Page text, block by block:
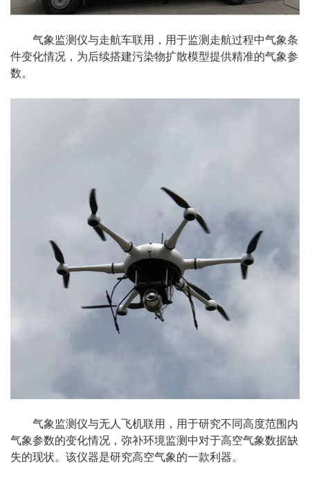
气象监测仪与走航车联用，用于监测走航过程中气象条
件变化情况，为后续搭建污染物扩散模型提供精准的气象参
数。
气象监测仪与无人飞机联用，用于研究不同高度范围内
气象参数的变化情况，弥补环境监测中对于高空气象数据缺
失的现状。该仪器是研究高空气象的一款利器。